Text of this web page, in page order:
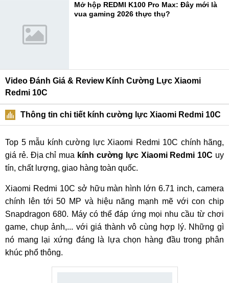
Mở hộp REDMI K100 Pro Max: Đây mới là
vua gaming 2026 thực thụ?
Video Đánh Giá & Review Kính Cường Lực Xiaomi
Redmi 10C
Thông tin chi tiết kính cường lực Xiaomi Redmi 10C
Top 5 mẫu kính cường lực Xiaomi Redmi 10C chính hãng,
giá rẻ. Địa chỉ mua kính cường lực Xiaomi Redmi 10C uy
tín, chất lượng, giao hàng toàn quốc.
Xiaomi Redmi 10C sở hữu màn hình lớn 6.71 inch, camera
chính lên tới 50 MP và hiệu năng mạnh mẽ với con chip
Snapdragon 680. Máy có thể đáp ứng mọi nhu cầu từ chơi
game, chụp ảnh,... với giá thành vô cùng hợp lý. Những gì
nó mang lại xứng đáng là lựa chọn hàng đầu trong phân
khúc phổ thông.